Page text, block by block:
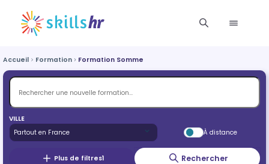
Accueil Formation Formation Somme
VILLE
À distance
Plus de filtres1 Rechercher